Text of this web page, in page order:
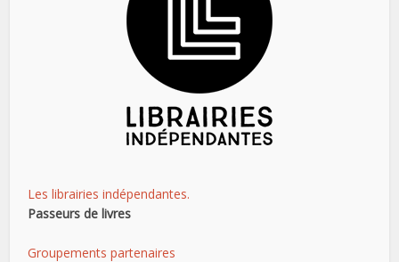
Les librairies indépendantes.
Passeurs de livres
Groupements partenaires